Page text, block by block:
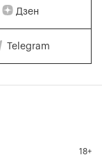
Дзен
Telegram
18+